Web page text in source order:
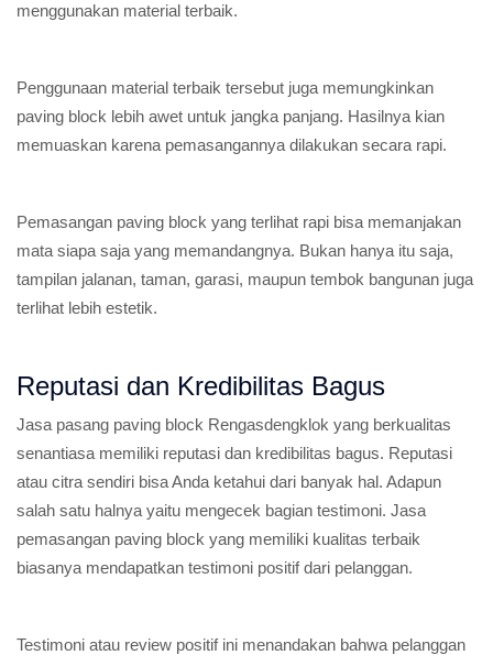
menggunakan material terbaik.
Penggunaan material terbaik tersebut juga memungkinkan
paving block lebih awet untuk jangka panjang. Hasilnya kian
memuaskan karena pemasangannya dilakukan secara rapi.
Pemasangan paving block yang terlihat rapi bisa memanjakan
mata siapa saja yang memandangnya. Bukan hanya itu saja,
tampilan jalanan, taman, garasi, maupun tembok bangunan juga
terlihat lebih estetik.
Reputasi dan Kredibilitas Bagus
Jasa pasang paving block Rengasdengklok yang berkualitas
senantiasa memiliki reputasi dan kredibilitas bagus. Reputasi
atau citra sendiri bisa Anda ketahui dari banyak hal. Adapun
salah satu halnya yaitu mengecek bagian testimoni. Jasa
pemasangan paving block yang memiliki kualitas terbaik
biasanya mendapatkan testimoni positif dari pelanggan.
Testimoni atau review positif ini menandakan bahwa pelanggan